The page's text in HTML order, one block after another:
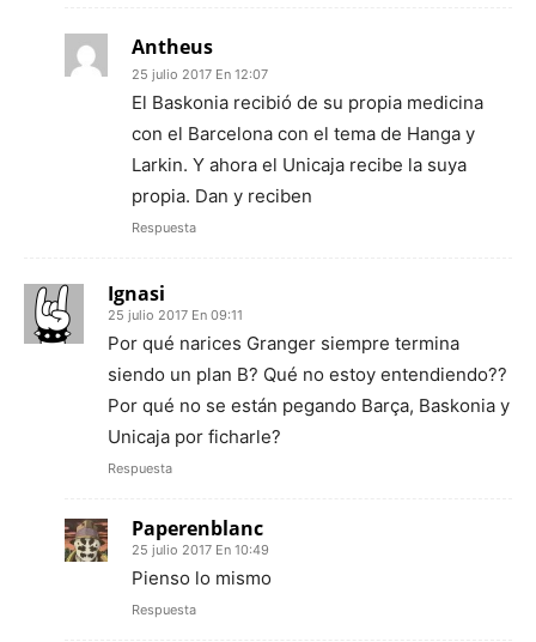
Antheus
25 julio 2017 En 12:07
El Baskonia recibió de su propia medicina
con el Barcelona con el tema de Hanga y
Larkin. Y ahora el Unicaja recibe la suya
propia. Dan y reciben
Respuesta
Ignasi
25 julio 2017 En 09:11
Por qué narices Granger siempre termina
siendo un plan B? Qué no estoy entendiendo??
Por qué no se están pegando Barça, Baskonia y
Unicaja por ficharle?
Respuesta
Paperenblanc
25 julio 2017 En 10:49
Pienso lo mismo
Respuesta